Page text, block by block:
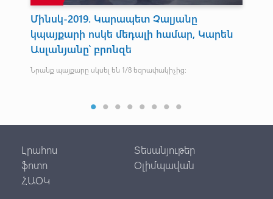
Մինսկ-2019. Կարապետ Չալյանը
կպայքարի ոսկե մեդալի համար, Կարեն
Ասլանյանը՝ բրոնզե
Նրանք պայքարը սկսել են 1/8 եզրափակիչից։
Լրահոս
Տեսանյութեր
ֆոտո
Օլիմպավան
ՀԱՕԿ